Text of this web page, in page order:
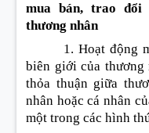
mua bán, trao đổi
thương nhân
1. Hoạt động
biên giới của thương
thỏa thuận giữa
nhân hoặc cá nhân
một trong các hình